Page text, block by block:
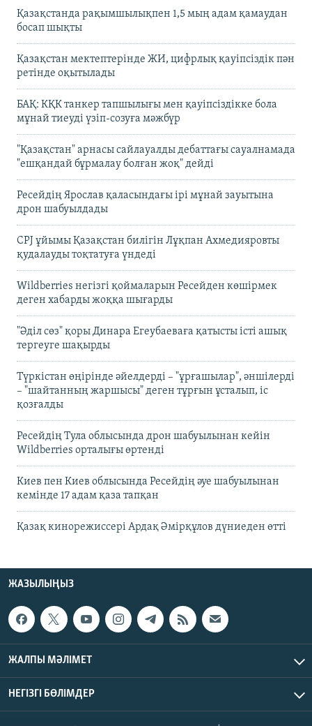
Қазақстанда рақымшылықпен 1,5 мың адам қамаудан
босап шықты
Қазақстан мектептерінде ЖИ, цифрлық қауіпсіздік пән
ретінде оқытылады
БАҚ: КҚК танкер тапшылығы мен қауіпсіздікке бола
мұнай тиеуді үзіп-созуға мәжбүр
"Қазақстан" арнасы сайлауалды дебаттағы сауалнамада
"ешқандай бұрмалау болған жоқ" дейді
Ресейдің Ярослав қаласындағы ірі мұнай зауытына
дрон шабуылдады
CPJ ұйымы Қазақстан билігін Лұқпан Ахмедияровты
қудалауды тоқтатуға үндеді
Wildberries негізгі қоймаларын Ресейден көшірмек
деген хабарды жоққа шығарды
"Әділ сөз" қоры Динара Егеубаеваға қатысты істі ашық
тергеуге шақырды
Түркістан өңірінде әйелдерді – "ұрғашылар", әншілерді
– "шайтанның жаршысы" деген тұрғын ұсталып, іс
қозғалды
Ресейдің Тула облысында дрон шабуылынан кейін
Wildberries орталығы өртенді
Киев пен Киев облысында Ресейдің әуе шабуылынан
кемінде 17 адам қаза тапқан
Қазақ кинорежиссері Ардақ Әмірқұлов дүниеден өтті
ЖАЗЫЛЫҢЫЗ
ЖАЛПЫ МӘЛІМЕТ
НЕГІЗГІ БӨЛІМДЕР